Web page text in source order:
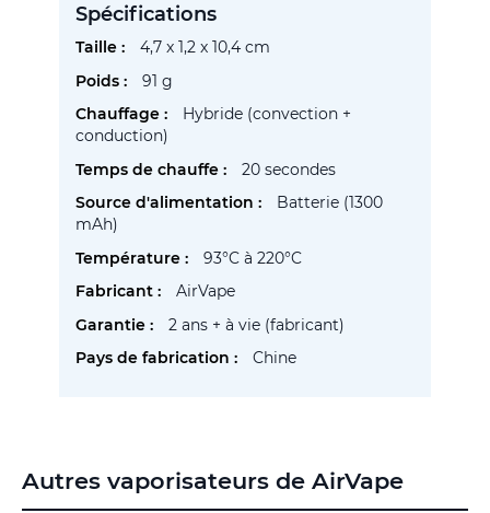
Spécifications
Plus
4,7 x 1,2 x 10,4 cm
91 g
Hybride (convection +
conduction)
20 secondes
Batterie (1300
mAh)
93°C à 220°C
AirVape
2 ans + à vie (fabricant)
Chine
Autres vaporisateurs de AirVape